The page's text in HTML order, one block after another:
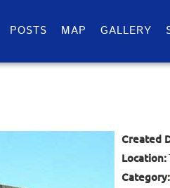
POSTS MAP GALLERY
Created
Location:
Category: